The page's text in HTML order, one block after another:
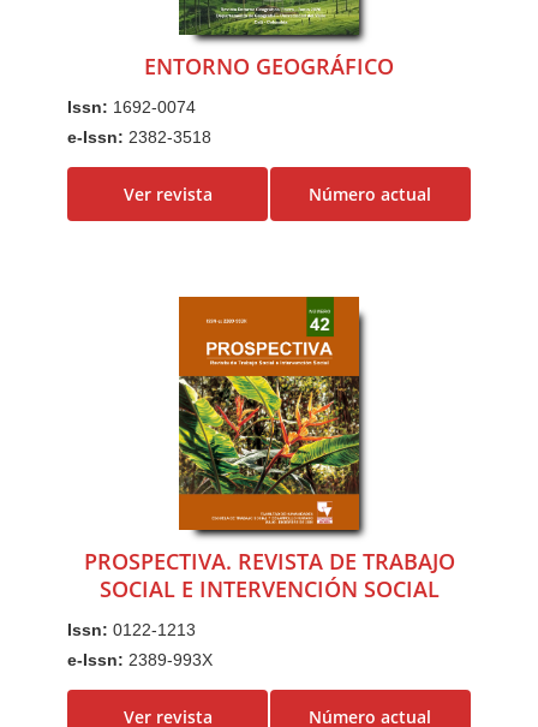
ENTORNO GEOGRÁFICO
Issn: 1692-0074
e-Issn:2382-3518
Ver revista Número actual
PROSPECTIVA. REVISTA DE TRABAJO
SOCIAL E INTERVENCIÓN SOCIAL
Issn:0122-1213
e-Issn:2389-993X
Ver revista Número actual